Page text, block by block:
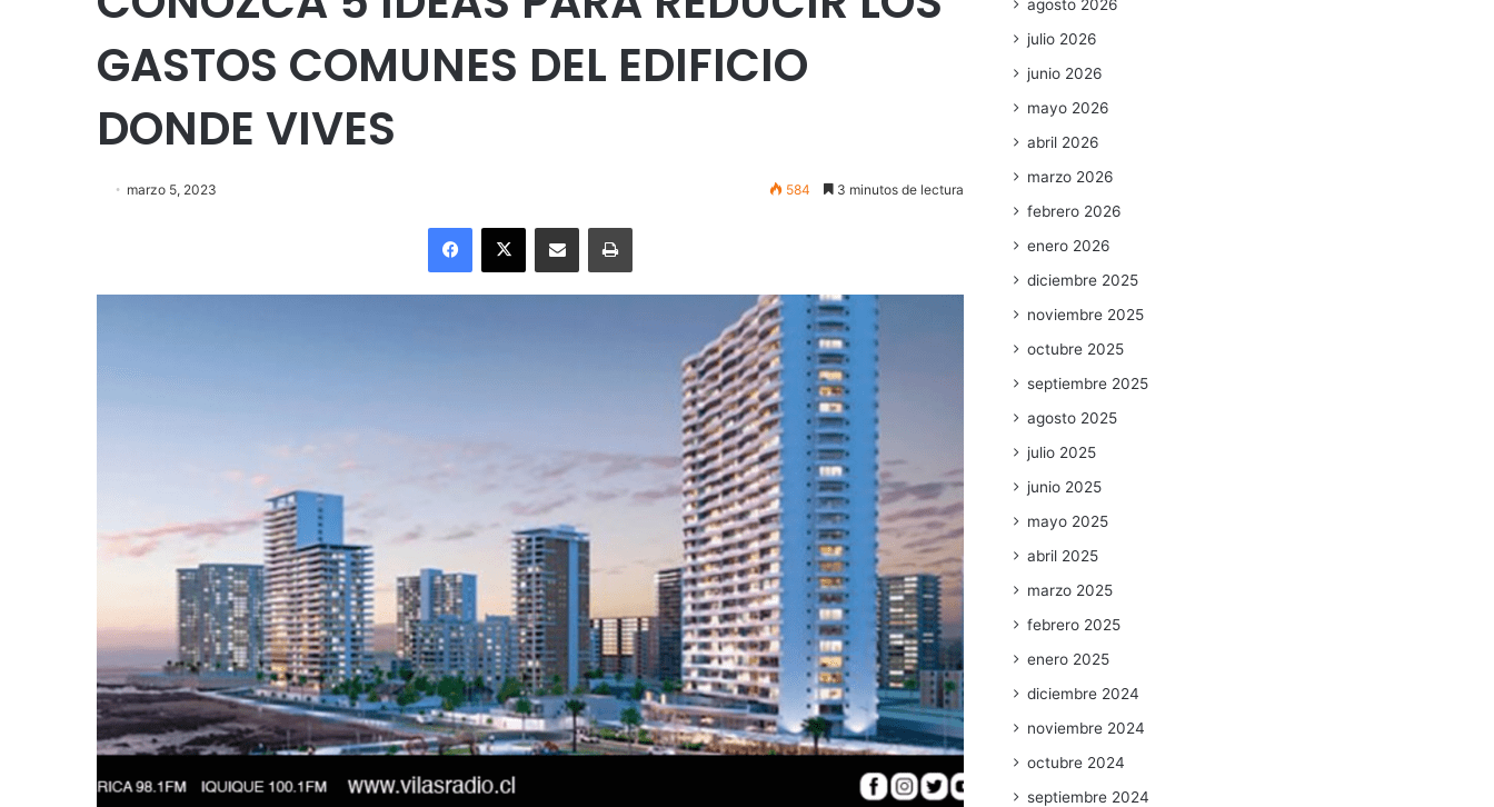
GASTOS COMUNES DEL EDIFICIO
DONDE VIVES
marzo 5, 2023 584 3 minutos de lectura
Facebook
X Enviar vía email Imprimir
agosto 2026
julio 2026
junio 2026
mayo 2026
abril 2026
marzo 2026
febrero 2026
enero 2026
diciembre 2025
noviembre 2025
octubre 2025
septiembre 2025
agosto 2025
julio 2025
junio 2025
mayo 2025
abril 2025
marzo 2025
febrero 2025
enero 2025
diciembre 2024
noviembre 2024
octubre 2024
septiembre 2024